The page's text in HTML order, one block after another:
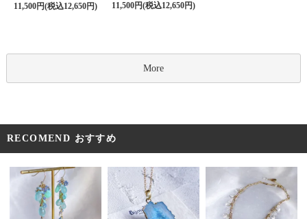
11,500円(税込12,650円)
11,500円(税込12,650円)
More
RECOMEND おすすめ